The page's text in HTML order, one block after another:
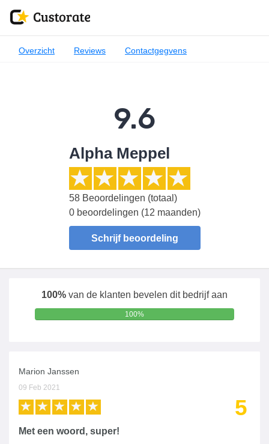
Overzicht Reviews Contactgegvens
9.6
Alpha Meppel
58Beoordelingen (totaal)
0 beoordelingen (12 maanden)
Schrijf beoordeling
100% van de klanten bevelen dit bedrijf aan
100%
Marion Janssen
09 Feb 2021
5
Met een woord, super!